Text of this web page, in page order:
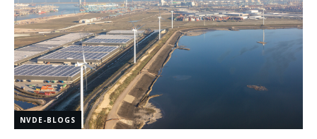
NVDE-BLOGS